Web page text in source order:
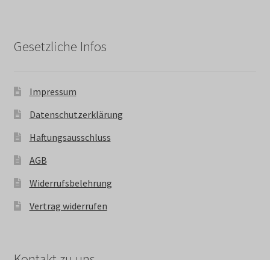
Gesetzliche Infos
Impressum
Datenschutzerklärung
Haftungsausschluss
AGB
Widerrufsbelehrung
Vertrag widerrufen